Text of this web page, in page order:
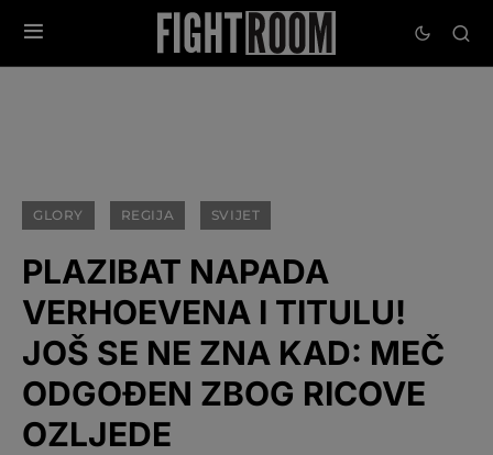
GLORY REGIJA SVIJET
PLAZIBAT NAPADA
VERHOEVENA I TITULU!
JOŠ SE NE ZNA KAD: MEČ
ODGOĐEN ZBOG RICOVE
OZLJEDE